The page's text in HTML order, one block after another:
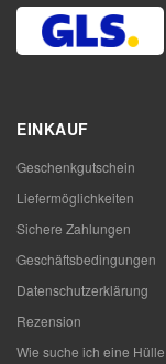
EINKAUF
Geschenkgutschein
Liefermöglichkeiten
Sichere Zahlungen
Geschäftsbedingungen
Datenschutzerklärung
Rezension
Wie suche ich eine